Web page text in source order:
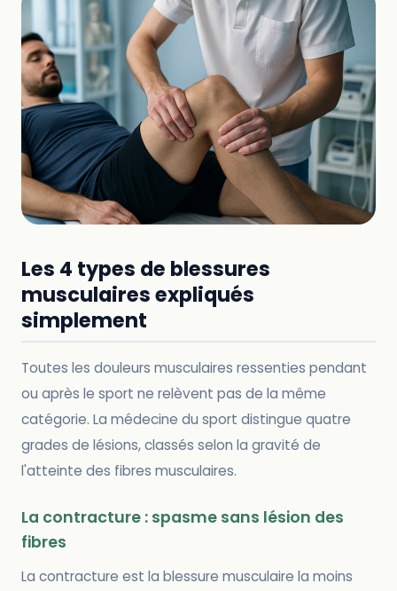
Les 4 types de blessures
musculaires expliqués
simplement
Toutes les douleurs musculaires ressenties pendant
ou après le sport ne relèvent pas de la même
catégorie. La médecine du sport distingue quatre
grades de lésions, classés selon la gravité de
l'atteinte des fibres musculaires.
La contracture : spasme sans lésion des
fibres
La contracture est la blessure musculaire la moins